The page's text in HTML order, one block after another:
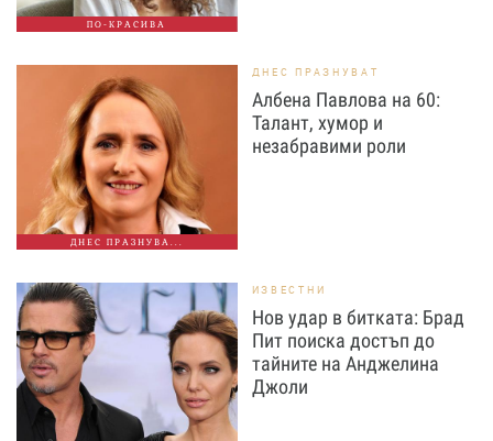
ПО-КРАСИВА
ДНЕС ПРАЗНУВА...
ДНЕС ПРАЗНУВАТ
Албена Павлова на 60:
Талант, хумор и
незабравими роли
ИЗВЕСТНИ
Нов удар в битката: Брад
Пит поиска достъп до
тайните на Анджелина
Джоли